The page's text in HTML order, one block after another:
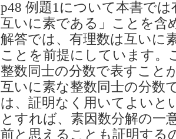
p48 例題1について本書で
互いに素である」ことを含
解答では、有理数は互いに
ことを前提にしています。
整数同士の分数で表すこと
互いに素な整数同士の分数
は、証明なく用いてよいと
とすれば、素因数分解の一
前と思えることも証明する